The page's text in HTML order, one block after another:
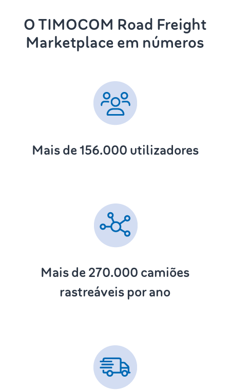
O TIMOCOM Road Freight
Marketplace em números
Mais de 156.000 utilizadores
Mais de 270.000 camiões
rastreáveis por ano